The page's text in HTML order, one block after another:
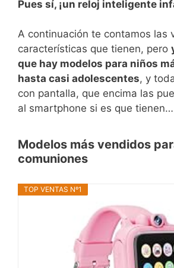
Pues sí, ¡un reloj inteligente
A continuación te contamos las
características que tienen, pero
que hay modelos para niños
hasta casi adolescentes, y
con pantalla, que encima las
al smartphone si es que
Modelos más vendidos
comuniones
TOP VENTAS Nº1